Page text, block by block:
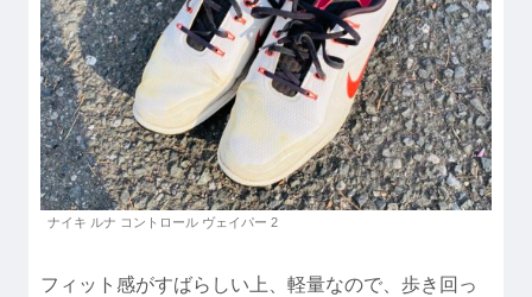
ナイキ ルナ コントロール ヴェイパー 2
フィット感がすばらしい上、軽量なので、歩き回っ